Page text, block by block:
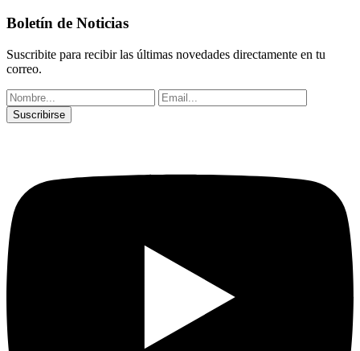
Boletín de Noticias
Suscribite para recibir las últimas novedades directamente en tu
correo.
Suscribirse